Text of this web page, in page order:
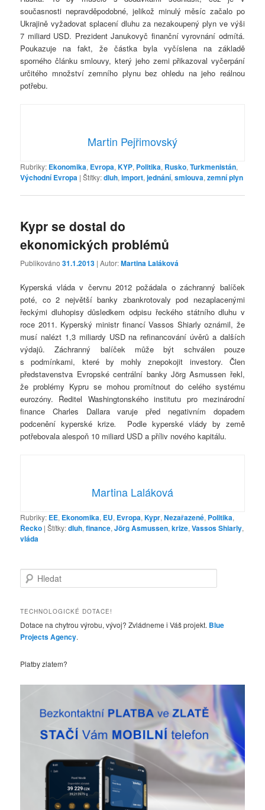
současnosti nepravděpodobné, jelikož minulý měsíc začalo po
Ukrajině vyžadovat splacení dluhu za nezakoupený plyn ve výši
7 miliard USD. Prezident Janukovyč finanční vyrovnání odmítá.
Poukazuje na fakt, že částka byla vyčíslena na základě
sporného článku smlouvy, který jeho zemi přikazoval vyčerpání
určitého množství zemního plynu bez ohledu na jeho reálnou
potřebu.
Martin Pejřimovský
Rubriky: Ekonomika, Evropa,KYP, Politika, Rusko,Turkmenistán,
Východní Evropa |Štítky:dluh,import,jednání,smlouva,zemní plyn
Kypr se dostal do
ekonomických problémů
Publikováno31.1.2013 | Autor:Martina Laláková
Kyperská vláda v červnu 2012 požádala o záchranný balíček
poté, co 2 největší banky zbankrotovaly pod nezaplacenými
řeckými dluhopisy důsledkem odpisu řeckého státního dluhu v
roce 2011. Kyperský ministr financí Vassos Shiarly oznámil, že
musí nalézt 1,3 miliardy USD na refinancování úvěrů a dalších
výdajů. Záchranný balíček může být schválen pouze
s podmínkami, které by mohly znepokojit investory. Člen
představenstva Evropské centrální banky Jörg Asmussen řekl,
že problémy Kypru se mohou promítnout do celého systému
eurozóny. Ředitel Washingtonského institutu pro mezinárodní
finance Charles Dallara varuje před negativním dopadem
podcenění kyperské krize.
Podle kyperské vlády by země
potřebovala alespoň 10 miliard USD a příliv nového kapitálu.
Martina Laláková
Rubriky: EE, Ekonomika, EU, Evropa,Kypr,Nezařazené, Politika,
Řecko |Štítky:dluh,finance,Jörg Asmussen,krize,Vassos Shiarly,
vláda
l
d
t
TECHNOLOGICKÉ DOTACE!
Dotace na chytrou výrobu, vývoj? Zvládneme i Váš projekt. Blue
Projects Agency.
Platby zlatem?